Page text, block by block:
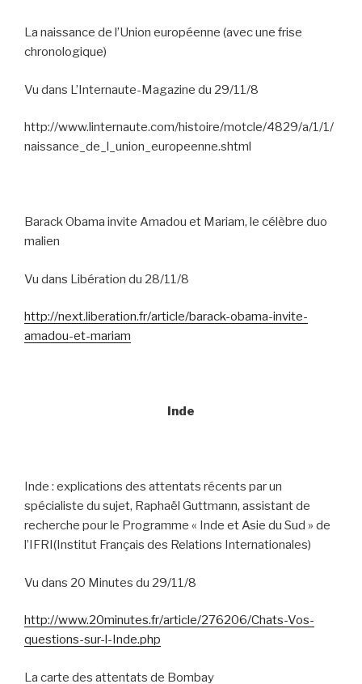
La naissance de l’Union européenne (avec une frise
chronologique)
Vu dans L’Internaute-Magazine du 29/11/8
http://www.linternaute.com/histoire/motcle/4829/a/1/1/
naissance_de_l_union_europeenne.shtml
Barack Obama invite Amadou et Mariam, le célèbre duo
malien
Vu dans Libération du 28/11/8
http://next.liberation.fr/article/barack-obama-invite-
amadou-et-mariam
Inde
Inde : explications des attentats récents par un
spécialiste du sujet, Raphaël Guttmann, assistant de
recherche pour le Programme « Inde et Asie du Sud » de
l’IFRI(Institut Français des Relations Internationales)
Vu dans 20 Minutes du 29/11/8
http://www.20minutes.fr/article/276206/Chats-Vos-
questions-sur-l-Inde.php
La carte des attentats de Bombay